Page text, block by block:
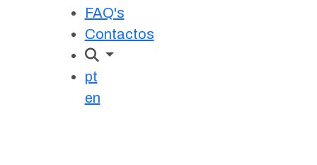
FAQ's
Contactos
pt
en
Erro 404